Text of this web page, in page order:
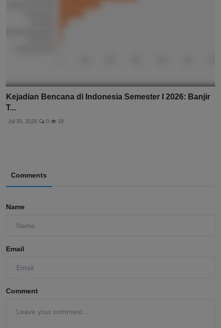
Kejadian Bencana di Indonesia Semester I 2026: Banjir
T...
Jul 30, 2026 0 18
Comments
Name
Email
Comment